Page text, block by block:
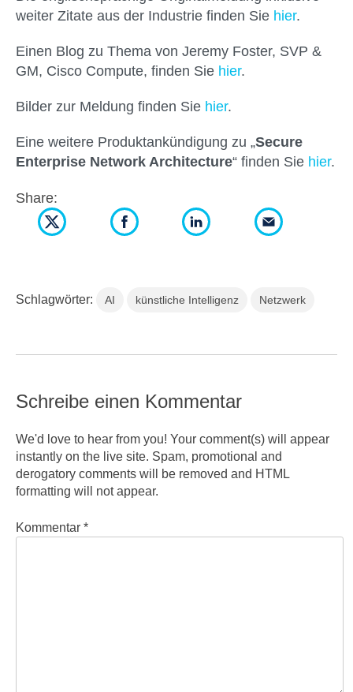
weiter Zitate aus der Industrie finden Sie hier.
Einen Blog zu Thema von Jeremy Foster, SVP &
GM, Cisco Compute, finden Sie hier.
Bilder zur Meldung finden Sie hier.
Eine weitere Produktankündigung zu „Secure
Enterprise Network Architecture“ finden Sie hier.
Share:
Schlagwörter: AI künstliche Intelligenz Netzwerk
Schreibe einen Kommentar
We'd love to hear from you! Your comment(s) will appear
instantly on the live site. Spam, promotional and
derogatory comments will be removed and HTML
formatting will not appear.
Kommentar *